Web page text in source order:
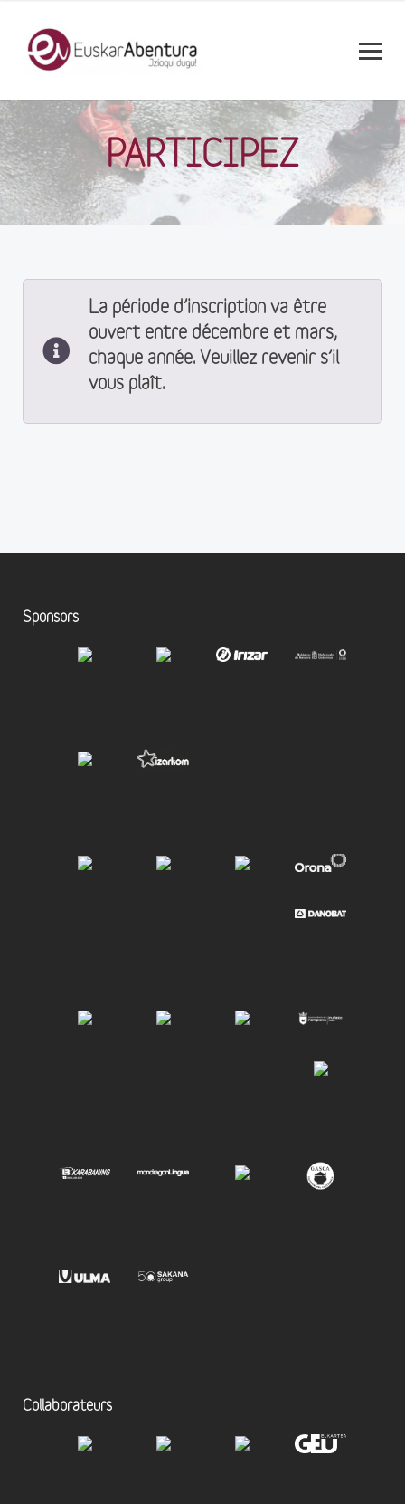
PARTICIPEZ
La période d’inscription va être
ouvert entre décembre et mars,
chaque année. Veuillez revenir s’il
vous plaît.
Sponsors
Collaborateurs